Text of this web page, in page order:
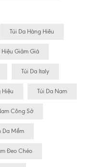
Túi Da Hàng Hiêu
Hiệu Giảm Giá
Túi Da Italy
Hiệu Túi Da Nam
Công Sở
Da Mềm
Đeo Chéo